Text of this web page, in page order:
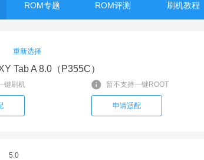
ROM专题 ROM评测 刷机教程
重新选择
Tab A 8.0（P355C）
键刷机 暂不支持一键ROOT
申请适配
5.0